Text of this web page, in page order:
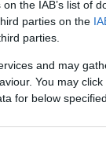
the IAB’s list of
parties on the
parties.
and may
You may
for below
EDAO
um